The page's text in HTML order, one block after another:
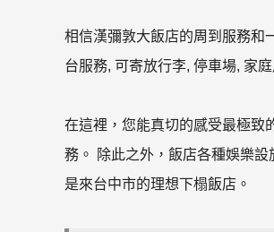
相信漢彌敦大飯店的周到服務和
台服務, 可寄放行李, 停車場, 家庭
在這裡，您能真切的感受最極致
務。 除此之外，飯店各種娛樂
是來台中市的理想下榻飯店。